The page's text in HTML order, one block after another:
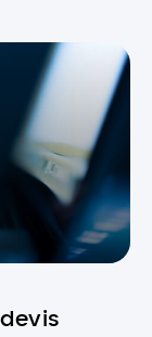
de
utiliser pour